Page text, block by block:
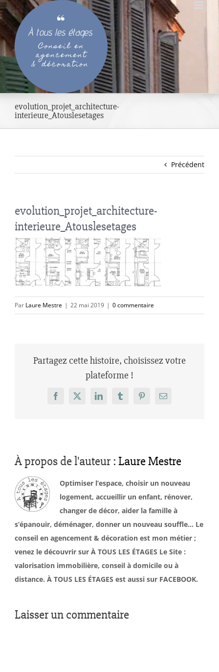
Passer
au
contenu
evolution_projet_architecture-
interieure_Atouslesetages
Précédent
evolution_projet_architecture-
interieure_Atouslesetages
Par Laure Mestre | 22 mai 2019 | 0 commentaire
Partagez cette histoire, choisissez votre
plateforme !
Facebook
X LinkedInTumblrPinterestEmail
À propos de l'auteur : Laure Mestre
Optimiser l’espace, choisir un nouveau
logement, accueillir un enfant, rénover,
changer de décor, aider la famille à
s’épanouir, déménager, donner un nouveau souffle… Le
conseil en agencement & décoration est mon métier ;
venez le découvrir sur À TOUS LES ÉTAGES Le Site :
valorisation immobilière, conseil à domicile ou à
distance. À TOUS LES ÉTAGES est aussi sur FACEBOOK.
Laisser un commentaire